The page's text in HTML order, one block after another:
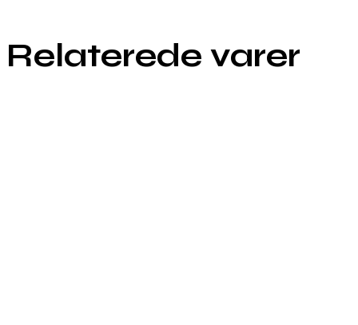
Relaterede varer